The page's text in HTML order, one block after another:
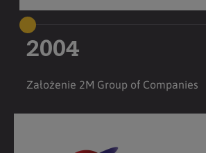
2004
Założenie 2M Group of Companies